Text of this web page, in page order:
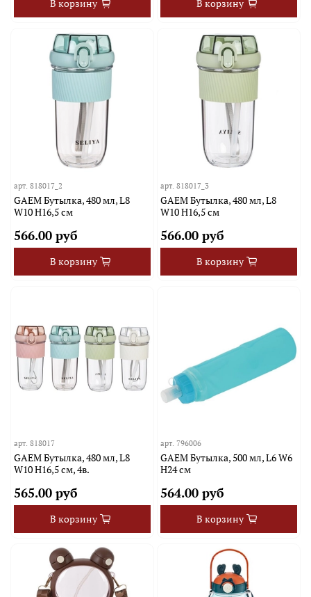
В корзину В корзину
арт.818017_2
GAEM Бутылка, 480 мл, L8
W10 H16,5 см
566.00 руб
В корзину
арт. 818017_3
GAEM Бутылка, 480 мл, L8
W10 H16,5 см
566.00 руб
В корзину
арт.818017
GAEM Бутылка, 480 мл, L8
W10 H16,5 см, 4в.
565.00 руб
В корзину
арт. 796006
GAEM Бутылка, 500 мл, L6 W6
H24 см
564.00 руб
В корзину